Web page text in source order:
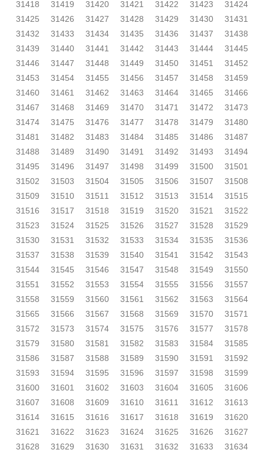
31418
31419 31420 31421 31422 31423
31424
31425
31426 31427 31428 31429 31430
31431
31432
31433 31434 31435 31436 31437
31438
31439
31440 31441 31442 31443 31444
31445
31446
31447 31448 31449 31450 31451
31452
31453
31454 31455 31456 31457 31458
31459
31460
31461 31462 31463 31464 31465
31466
31467
31468 31469 31470 31471 31472
31473
31474
31475 31476 31477 31478 31479
31480
31481
31482 31483 31484 31485 31486
31487
31488
31489 31490 31491 31492 31493
31494
31495
31496 31497 31498 31499 31500
31501
31502
31503 31504 31505 31506 31507
31508
31509
31510 31511 31512 31513 31514
31515
31516
31517 31518 31519 31520 31521
31522
31523
31524 31525 31526 31527 31528
31529
31530
31531 31532 31533 31534 31535
31536
31537
31538 31539 31540 31541 31542
31543
31544
31545 31546 31547 31548 31549
31550
31551
31552 31553 31554 31555 31556
31557
31558
31559 31560 31561 31562 31563
31564
31565
31566 31567 31568 31569 31570
31571
31572
31573 31574 31575 31576 31577
31578
31579
31580 31581 31582 31583 31584
31585
31586
31587 31588 31589 31590 31591
31592
31593
31594 31595 31596 31597 31598
31599
31600
31601 31602 31603 31604 31605
31606
31607
31608 31609 31610 31611 31612
31613
31614
31615 31616 31617 31618 31619
31620
31621
31622 31623 31624 31625 31626
31627
31628
31629 31630 31631 31632 31633
31634